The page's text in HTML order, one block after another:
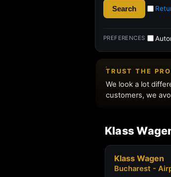
Klass
Klass Wagen
Bucharest -